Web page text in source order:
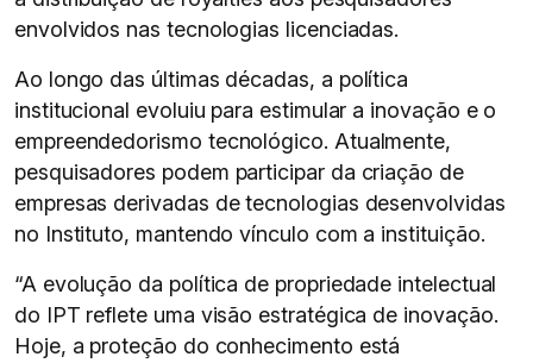
envolvidos nas tecnologias licenciadas.
Ao longo das últimas décadas, a política
institucional evoluiu para estimular a inovação e o
empreendedorismo tecnológico. Atualmente,
pesquisadores podem participar da criação de
empresas derivadas de tecnologias desenvolvidas
no Instituto, mantendo vínculo com a instituição.
“A evolução da política de propriedade intelectual
do IPT reflete uma visão estratégica de inovação.
Hoje, a proteção do conhecimento está